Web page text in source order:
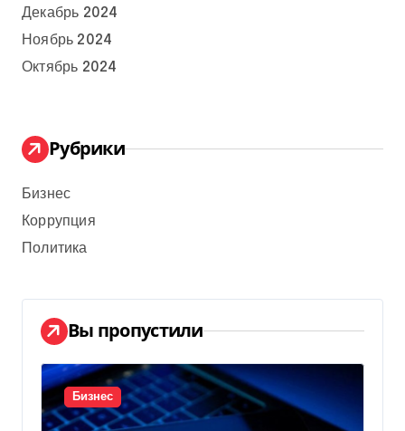
Декабрь 2024
Ноябрь 2024
Октябрь 2024
Рубрики
Бизнес
Коррупция
Политика
Вы пропустили
Бизнес